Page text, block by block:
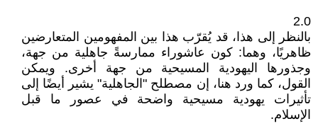
2.0
بالنظر إلى هذا، قد يُقرّب هذا بين المفهومين المتعارضين
ظاهريًا، وهما: كون عاشوراء ممارسةً جاهلية من جهة،
وجذورها اليهودية المسيحية من جهة أخرى. ويمكن
القول، كما ورد هنا، إن مصطلح "الجاهلية" يشير أيضًا إلى
تأثيرات يهودية مسيحية واضحة في عصور ما قبل
الإسلام.